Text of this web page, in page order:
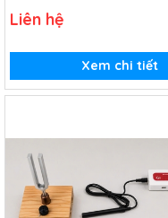
chữa cháy tự động - lớp 3)
Liên hệ
Xem chi tiết